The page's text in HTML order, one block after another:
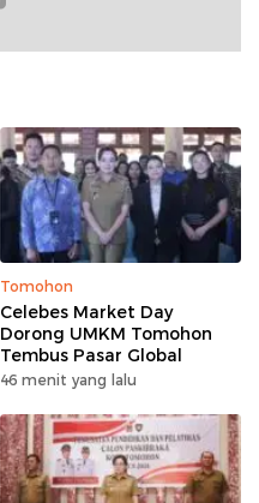
Tomohon
Celebes Market Day
Dorong UMKM Tomohon
Tembus Pasar Global
46 menit yang lalu